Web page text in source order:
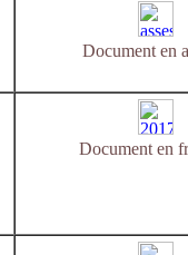
Document en
Document en